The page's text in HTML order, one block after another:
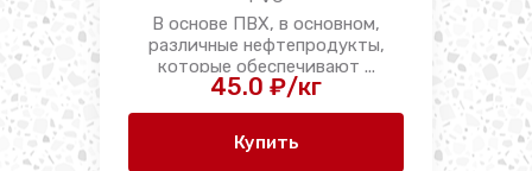
В основе ПВХ, в основном,
различные нефтепродукты,
которые обеспечивают ...
45.0 ₽/кг
Купить